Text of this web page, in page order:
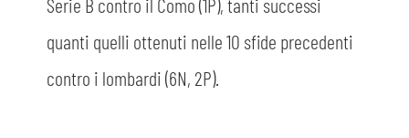
LAVORA CON NOI
LEGENDS
quanti quelli ottenuti nelle 10 sfide precedenti
contro i lombardi (6N, 2P).